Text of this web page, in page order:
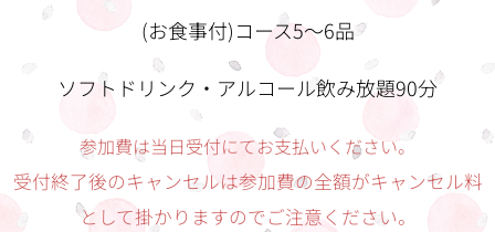
(お食事付)コース5～6品
ソフトドリンク・アルコール飲み放題90分
参加費は当日受付にてお支払いください。
受付終了後のキャンセルは参加費の全額がキャンセル料
として掛かりますのでご注意ください。